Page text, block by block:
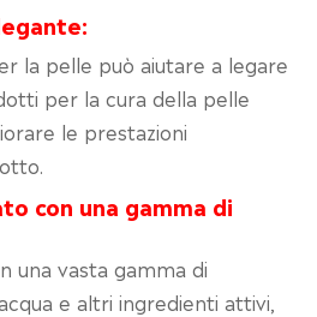
la pelle può aiutare a legare
per la cura della pelle
le prestazioni
con una gamma di
una vasta gamma di
e altri ingredienti attivi,